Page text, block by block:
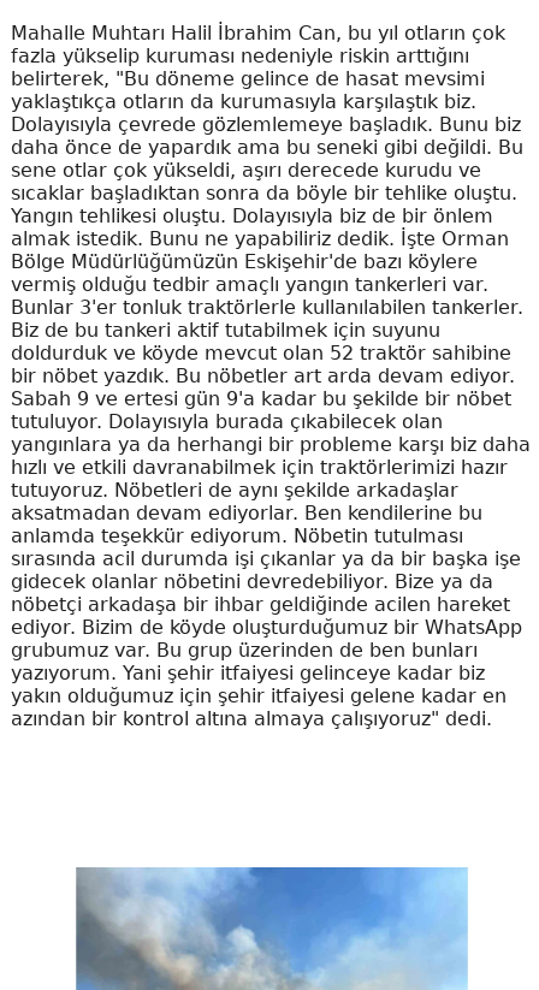
Mahalle Muhtarı Halil İbrahim Can, bu yıl otların çok
fazla yükselip kuruması nedeniyle riskin arttığını
belirterek, "Bu döneme gelince de hasat mevsimi
yaklaştıkça otların da kurumasıyla karşılaştık biz.
Dolayısıyla çevrede gözlemlemeye başladık. Bunu biz
daha önce de yapardık ama bu seneki gibi değildi. Bu
sene otlar çok yükseldi, aşırı derecede kurudu ve
sıcaklar başladıktan sonra da böyle bir tehlike oluştu.
Yangın tehlikesi oluştu. Dolayısıyla biz de bir önlem
almak istedik. Bunu ne yapabiliriz dedik. İşte Orman
Bölge Müdürlüğümüzün Eskişehir'de bazı köylere
vermiş olduğu tedbir amaçlı yangın tankerleri var.
Bunlar 3'er tonluk traktörlerle kullanılabilen tankerler.
Biz de bu tankeri aktif tutabilmek için suyunu
doldurduk ve köyde mevcut olan 52 traktör sahibine
bir nöbet yazdık. Bu nöbetler art arda devam ediyor.
Sabah 9 ve ertesi gün 9'a kadar bu şekilde bir nöbet
tutuluyor. Dolayısıyla burada çıkabilecek olan
yangınlara ya da herhangi bir probleme karşı biz daha
hızlı ve etkili davranabilmek için traktörlerimizi hazır
tutuyoruz. Nöbetleri de aynı şekilde arkadaşlar
aksatmadan devam ediyorlar. Ben kendilerine bu
anlamda teşekkür ediyorum. Nöbetin tutulması
sırasında acil durumda işi çıkanlar ya da bir başka işe
gidecek olanlar nöbetini devredebiliyor. Bize ya da
nöbetçi arkadaşa bir ihbar geldiğinde acilen hareket
ediyor. Bizim de köyde oluşturduğumuz bir WhatsApp
grubumuz var. Bu grup üzerinden de ben bunları
yazıyorum. Yani şehir itfaiyesi gelinceye kadar biz
yakın olduğumuz için şehir itfaiyesi gelene kadar en
azından bir kontrol altına almaya çalışıyoruz" dedi.